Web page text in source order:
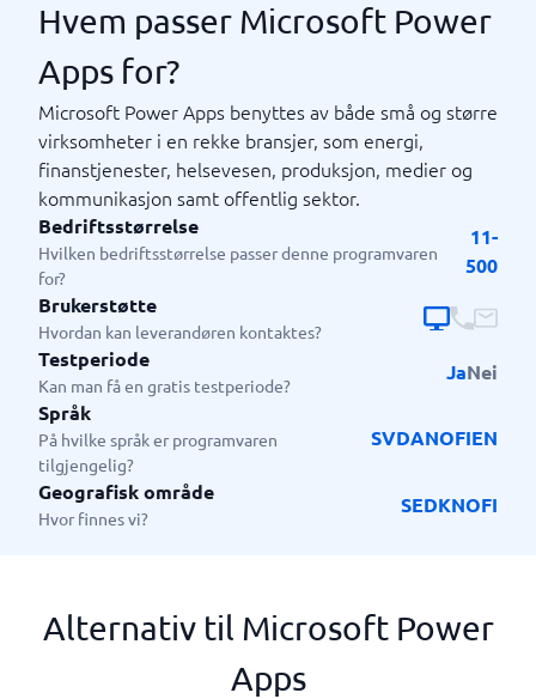
Hvem passer Microsoft Power
Apps for?
Microsoft Power Apps benyttes av både små og større
virksomheter i en rekke bransjer, som energi,
finanstjenester, helsevesen, produksjon, medier og
kommunikasjon samt offentlig sektor.
Bedriftsstørrelse
Hvilken bedriftsstørrelse passer denne programvaren
for?
11-
500
Brukerstøtte
Hvordan kan leverandøren kontaktes?
Testperiode
Kan man få en gratis testperiode?
JaNei
Språk
På hvilke språk er programvaren
tilgjengelig?
SVDANOFIEN
Geografisk område
Hvor finnes vi?
SEDKNOFI
Alternativ til Microsoft Power
Apps